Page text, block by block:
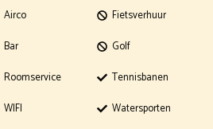
Airco
Bar
Roomservice
WIFI
Fietsverhuur
Golf
Tennisbanen
Watersporten